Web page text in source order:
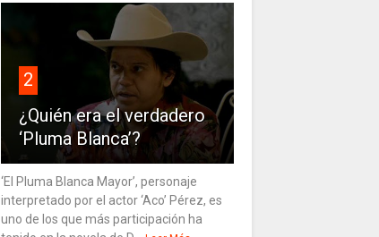
2
¿Quién era el verdadero
‘Pluma Blanca’?
‘El Pluma Blanca Mayor’, personaje
interpretado por el actor ‘Aco’ Pérez, es
uno de los que más participación ha